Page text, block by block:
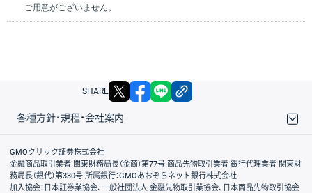
ご用意がございません。
SHARE X facebook
各種方針・規程・会社案内
取引規程・約款
サイトマップ
その他のご案内
個人情報保護方針
最良執行方針
サイトのご利用について
ディスクレイマー
信託保全
リスク説明
会社案内
GMOクリック証券株式会社
金融商品取引業者 関東財務局長（金商）第77号 商品先物取引業者 銀行代理業者 関東財
務局長（銀代）第330号 所属銀行：GMOあおぞらネット銀行株式会社
加入協会：日本証券業協会、一般社団法人 金融先物取引業協会、日本商品先物取引協会